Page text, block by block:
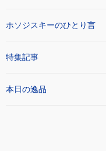
ホソジスキーのひとり言
特集記事
本日の逸品